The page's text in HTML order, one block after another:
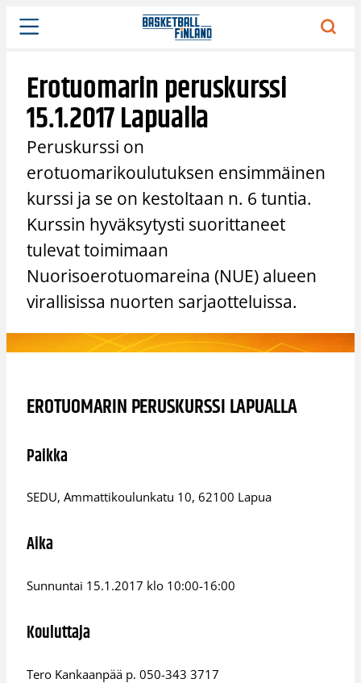
Siirry
sisältöön
Erotuomarin peruskurssi
15.1.2017 Lapualla
Peruskurssi on
erotuomarikoulutuksen ensimmäinen
kurssi ja se on kestoltaan n. 6 tuntia.
Kurssin hyväksytysti suorittaneet
tulevat toimimaan
Nuorisoerotuomareina (NUE) alueen
virallisissa nuorten sarjaotteluissa.
EROTUOMARIN PERUSKURSSI LAPUALLA
Paikka
SEDU, Ammattikoulunkatu 10, 62100 Lapua
Aika
Sunnuntai 15.1.2017 klo 10:00-16:00
Kouluttaja
Tero Kankaanpää p. 050-343 3717